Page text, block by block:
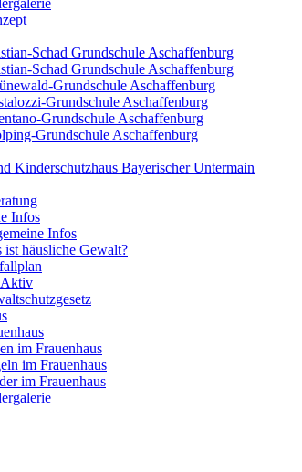
Schad Grundschule Aschaffenburg
Schad Grundschule Aschaffenburg
Grundschule Aschaffenburg
Grundschule Aschaffenburg
Grundschule Aschaffenburg
Grundschule Aschaffenburg
Kinderschutzhaus Bayerischer Untermain
Infos
Infos
ist häusliche Gewalt?
im Frauenhaus
im Frauenhaus
im Frauenhaus